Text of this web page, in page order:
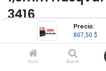
Precio:
807,50 $
Inicio Buscar
3416
(0 reseña)
Hecho en EE.UU.
807,50 IVA Incluido